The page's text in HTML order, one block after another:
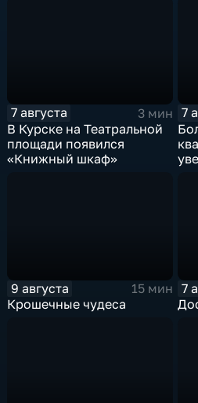
7 августа
3 мин
В Курске на Театральной
площади появился
«Книжный шкаф»
7
9 августа
15 мин
Крошечные чудеса
7